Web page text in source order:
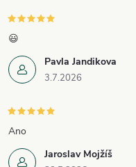
Pavla Jandikova
3.7.2026
😃
Jaroslav Mojžíš
Ano